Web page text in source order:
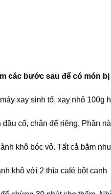
các bước sau để có món
xay sinh tố, xay nhỏ 100g
cổ, chân để riêng. Phần
khô bóc vỏ. Tất cả bằm
khô với 2 thìa café bột canh